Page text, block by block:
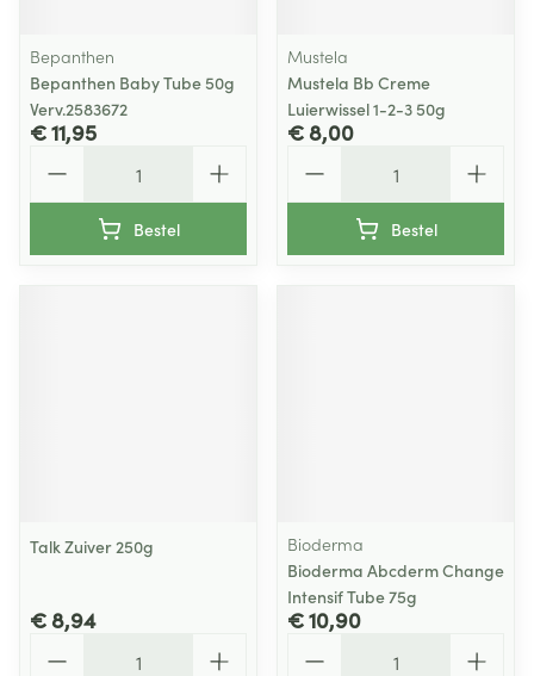
Bepanthen
Bepanthen Baby Tube 50g
Verv.2583672
€ 11,95
Bestel
Mustela
Mustela Bb Creme
Luierwissel 1-2-3 50g
€ 8,00
Bestel
Talk Zuiver 250g
€ 8,94
Bioderma
Bioderma Abcderm Change
Intensif Tube 75g
€ 10,90